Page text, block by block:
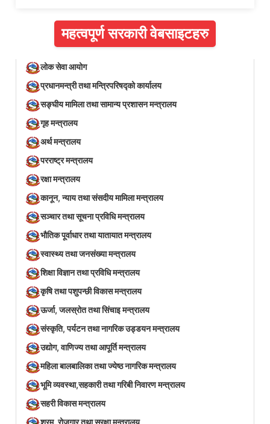
महत्वपूर्ण सरकारी वेबसाइटहरु
लोक सेवा आयोग
प्रधानमन्त्री तथा मन्त्रिपरिषद्को कार्यालय
सङ्घीय मामिला तथा सामान्य प्रशासन मन्त्रालय
गृह मन्त्रालय
अर्थ मन्त्रालय
परराष्ट्र मन्त्रालय
रक्षा मन्त्रालय
कानून, न्याय तथा संसदीय मामिला मन्त्रालय
सञ्‍चार तथा सूचना प्रविधि मन्त्रालय
भौतिक पूर्वाधार तथा यातायात मन्त्रालय
स्वास्थ्य तथा जनसंख्या मन्त्रालय
शिक्षा विज्ञान तथा प्रविधि मन्त्रालय
कृषि तथा पशुपन्छी विकास मन्त्रालय
ऊर्जा, जलस्रोत तथा सिंचाइ मन्त्रालय
संस्कृति, पर्यटन तथा नागरिक उड्डयन मन्त्रालय
उद्योग, वाणिज्य तथा आपूर्ति मन्त्रालय
महिला बालबालिका तथा ज्येष्ठ नागरिक मन्त्रालय
भूमि व्यवस्था,सहकारी तथा गरिबी निवारण मन्त्रालय
सहरी विकास मन्त्रालय